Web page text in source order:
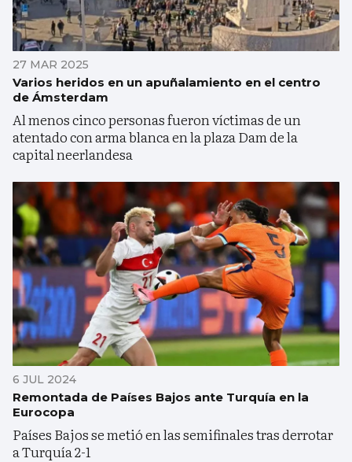
27 MAR 2025
Varios heridos en un apuñalamiento en el centro
de Ámsterdam
Al menos cinco personas fueron víctimas de un
atentado con arma blanca en la plaza Dam de la
capital neerlandesa
6 JUL 2024
Remontada de Países Bajos ante Turquía en la
Eurocopa
Países Bajos se metió en las semifinales tras derrotar
a Turquía 2-1